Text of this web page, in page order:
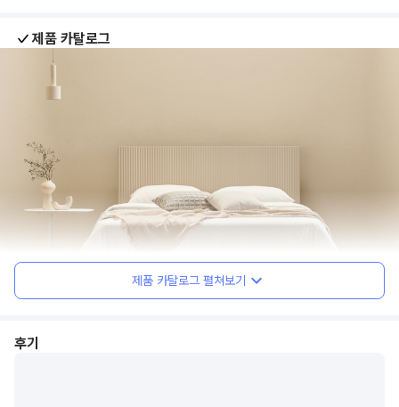
제품 카탈로그
제품 카탈로그 펼쳐보기
후기